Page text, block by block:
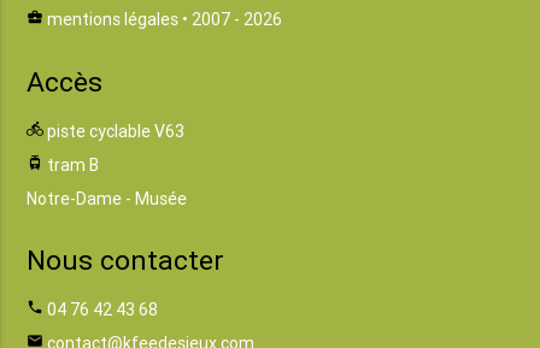
business_center mentions légales • 2007 - 2026
Accès
directions_bike piste cyclable V63
tram tram B
Notre-Dame - Musée
Nous contacter
phone 04 76 42 43 68
email